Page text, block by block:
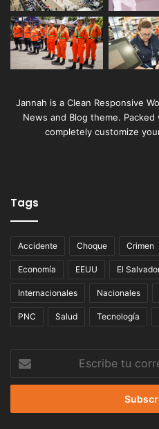
Jannah is a Clean Responsive
News and Blog theme.
completely customize
Tags
Accidente Choque Crimen
Economía EEUU El
Internacionales Nacionales
PNC Salud Tecnología
correo